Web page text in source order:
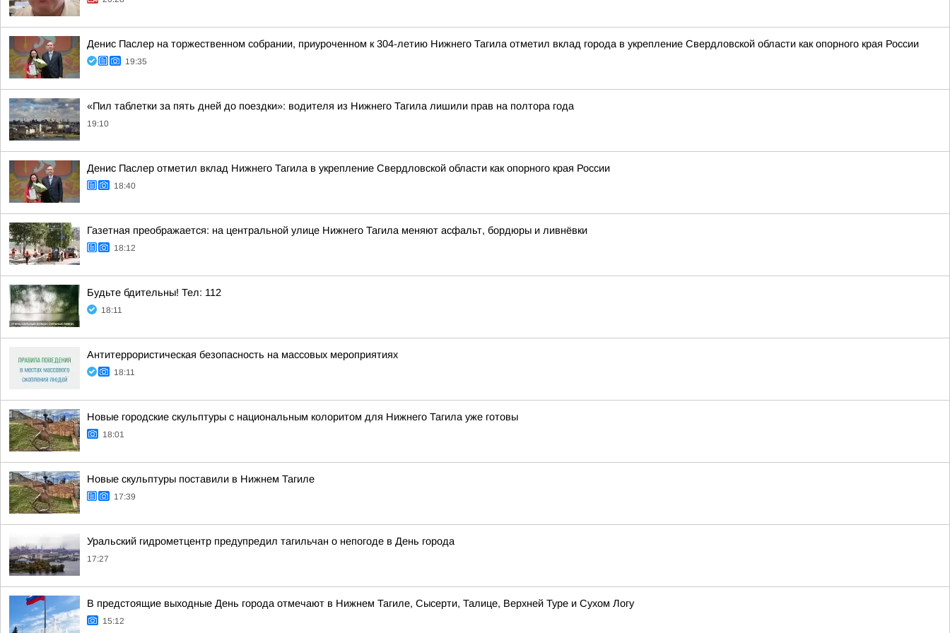
Денис Паслер на торжественном собрании, приуроченном к 304-летию Нижнего Тагила отметил вклад города в укрепление Свердловской области как опорного края России
19:35
«Пил таблетки за пять дней до поездки»: водителя из Нижнего Тагила лишили прав на полтора года
19:10
Денис Паслер отметил вклад Нижнего Тагила в укрепление Свердловской области как опорного края России
18:40
Газетная преображается: на центральной улице Нижнего Тагила меняют асфальт, бордюры и ливнёвки
18:12
Будьте бдительны! Тел: 112
18:11
Антитеррористическая безопасность на массовых мероприятиях
18:11
Новые городские скульптуры с национальным колоритом для Нижнего Тагила уже готовы
18:01
Новые скульптуры поставили в Нижнем Тагиле
17:39
Уральский гидрометцентр предупредил тагильчан о непогоде в День города
17:27
В предстоящие выходные День города отмечают в Нижнем Тагиле, Сысерти, Талице, Верхней Туре и Сухом Логу
15:12